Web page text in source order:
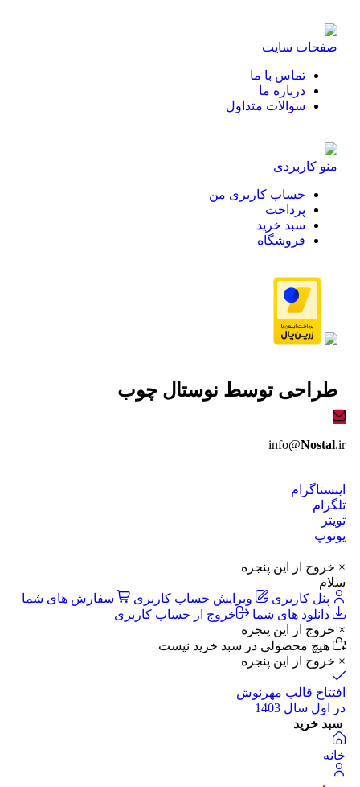
صفحات سایت
تماس با ما
درباره ما
سوالات متداول
منو کاربردی
حساب کاربری من
پرداخت
سبد خرید
فروشگاه
طراحی توسط نوستال چوب
info@Nostal.ir
اینستاگرام
تلگرام
تویتر
یوتوپ
× خروج از این پنجره
سلام
پنل کاربری
ویرایش حساب کاربری
سفارش های شما
دانلود های شما
خروج از حساب کاربری
× خروج از این پنجره
هیچ محصولی در سبد خرید نیست
× خروج از این پنجره
افتتاح قالب مهرنوش
در اول سال 1403
سبد خرید
خانه